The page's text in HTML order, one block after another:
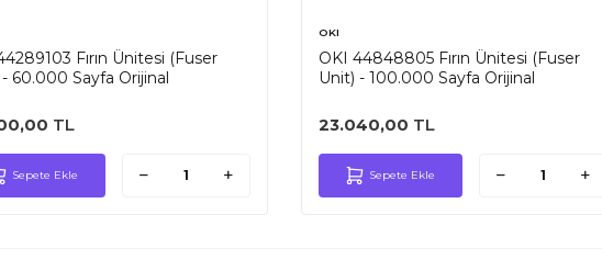
Fırın Ünitesi (Fuser
60.000 Sayfa Orijinal
TL
Sepete Ekle
OKI
OKI 44848805 Fırın Ünitesi (Fuser
Unit) - 100.000 Sayfa Orijinal
23.040,00 TL
Sepete Ekle